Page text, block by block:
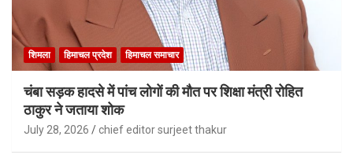
शिमला हिमाचल प्रदेश हिमाचल समाचार
चंबा सड़क हादसे में पांच लोगों की मौत पर शिक्षा मंत्री रोहित
ठाकुर ने जताया शोक
July 28, 2026 chief editor surjeet thakur